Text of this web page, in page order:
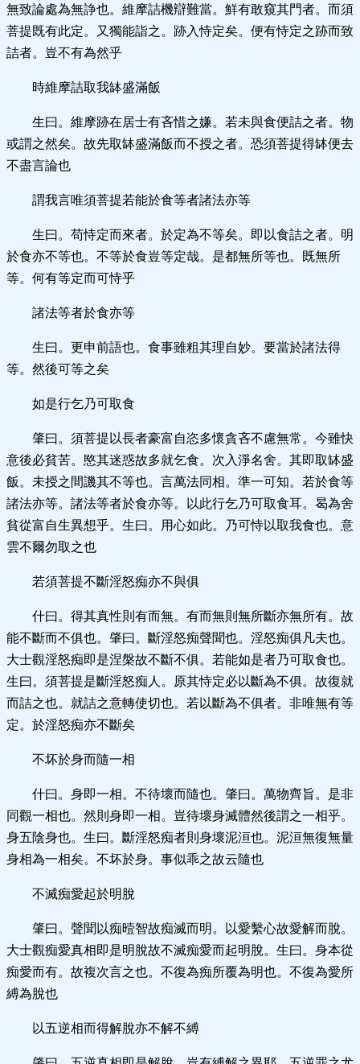
無致論處為無諍也。維摩詰機辯難當。鮮有敢窺其門者。而須
菩提既有此定。又獨能詣之。跡入恃定矣。便有恃定之跡而致
詰者。豈不有為然乎
時維摩詰取我缽盛滿飯
生曰。維摩跡在居士有吝惜之嫌。若未與食便詰之者。物
或謂之然矣。故先取缽盛滿飯而不授之者。恐須菩提得缽便去
不盡言論也
謂我言唯須菩提若能於食等者諸法亦等
生曰。苟恃定而來者。於定為不等矣。即以食詰之者。明
於食亦不等也。不等於食豈等定哉。是都無所等也。既無所
等。何有等定而可恃乎
諸法等者於食亦等
生曰。更申前語也。食事雖粗其理自妙。要當於諸法得
等。然後可等之矣
如是行乞乃可取食
肇曰。須菩提以長者豪富自恣多懷貪吝不慮無常。今雖快
意後必貧苦。愍其迷惑故多就乞食。次入淨名舍。其即取缽盛
飯。未授之間譏其不等也。言萬法同相。準一可知。若於食等
諸法亦等。諸法等者於食亦等。以此行乞乃可取食耳。曷為舍
貧從富自生異想乎。生曰。用心如此。乃可恃以取我食也。意
雲不爾勿取之也
若須菩提不斷淫怒痴亦不與俱
什曰。得其真性則有而無。有而無則無所斷亦無所有。故
能不斷而不俱也。肇曰。斷淫怒痴聲聞也。淫怒痴俱凡夫也。
大士觀淫怒痴即是涅槃故不斷不俱。若能如是者乃可取食也。
生曰。須菩提是斷淫怒痴人。原其恃定必以斷為不俱。故復就
而詰之也。就詰之意轉使切也。若以斷為不俱者。非唯無有等
定。於淫怒痴亦不斷矣
不坏於身而隨一相
什曰。身即一相。不待壞而隨也。肇曰。萬物齊旨。是非
同觀一相也。然則身即一相。豈待壞身滅體然後謂之一相乎。
身五陰身也。生曰。斷淫怒痴者則身壞泥洹也。泥洹無復無量
身相為一相矣。不坏於身。事似乖之故云隨也
不滅痴愛起於明脫
肇曰。聲聞以痴曀智故痴滅而明。以愛繫心故愛解而脫。
大士觀痴愛真相即是明脫故不滅痴愛而起明脫。生曰。身本從
痴愛而有。故複次言之也。不復為痴所覆為明也。不復為愛所
縛為脫也
以五逆相而得解脫亦不解不縛